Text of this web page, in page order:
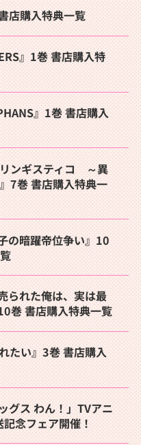
店購入特典一覧
』1巻 書店購入特
』1巻 書店購入
ンギスティコ ～異
7巻 書店購入特典一
の暗躍帝位争い』10
られた俺は、実は最
巻 書店購入特典一覧
たい』3巻 書店購入
グス わん！」TVアニ
念フェア開催！